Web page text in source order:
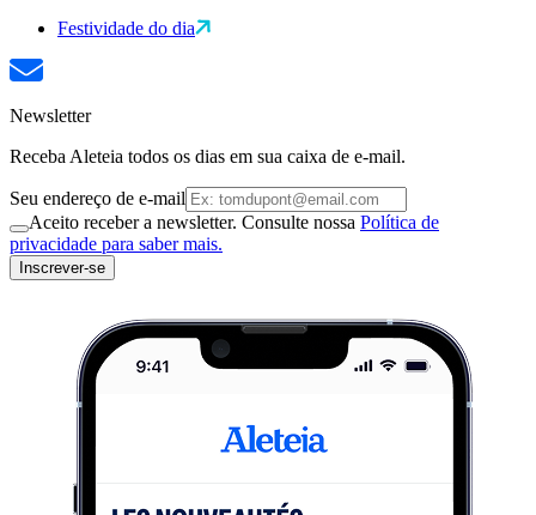
Festividade do dia
Newsletter
Receba Aleteia todos os dias em sua caixa de e-mail.
Seu endereço de e-mail
Aceito receber a newsletter. Consulte nossa Política de
privacidade para saber mais.
Inscrever-se